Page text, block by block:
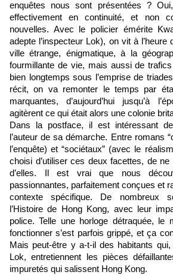
enquêtes nous sont présentées ?
effectivement en continuité, et non
nouvelles. Avec le policier émérite
adepte l’inspecteur Lok), on vit à
ville étrange, énigmatique, à la
fourmillante de vie, mais aussi de
bien longtemps sous l’emprise de
récit, on va remonter le temps par
marquantes, d’aujourd’hui jusqu’à
agitèrent ce qui était alors une colonie
Dans la postface, il est intéressant
l’auteur de sa démarche. Entre romans
l’enquête) et “sociétaux” (avec le
choisi d’utiliser ces deux facettes, de
d’elles. Il est vrai que nous
passionnantes, parfaitement conçues et
contexte spécifique. De nombreux
l’Histoire de Hong Kong, avec leur
police. Telle une horloge détraquée, le
fonctionner s’est parfois grippé, et ça
Mais peut-être y a-t-il des habitants
Lok, entretiennent les pièces
impuretés qui salissent Hong Kong.